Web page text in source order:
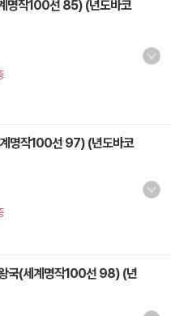
명작100선 85) (년도바코
명작100선 97) (년도바코
국(세계명작100선 98) (년